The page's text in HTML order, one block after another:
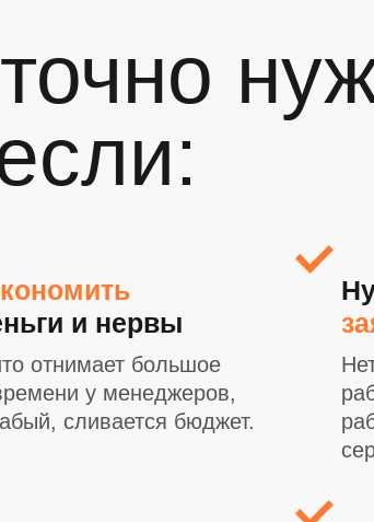
отнимает большое
у менеджеров,
сливается бюджет.
и нервы